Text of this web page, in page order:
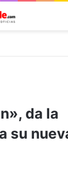
da la
su